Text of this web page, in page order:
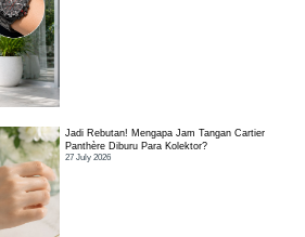
Jadi Rebutan! Mengapa Jam Tangan Cartier
Panthère Diburu Para Kolektor?
27 July 2026